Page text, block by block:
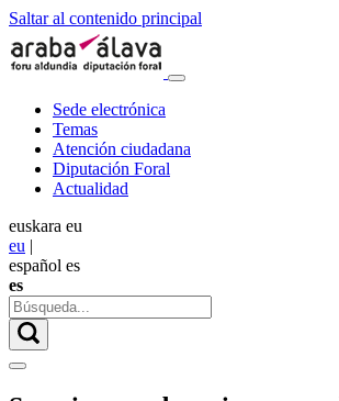
Saltar al contenido principal
Sede electrónica
Temas
Atención ciudadana
Diputación Foral
Actualidad
euskara eu
eu |
español es
es